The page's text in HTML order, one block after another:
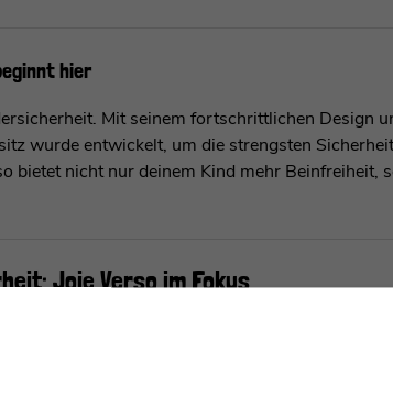
hier
Mit seinem fortschrittlichen Design
wurde entwickelt, um die strengsten
bietet nicht nur deinem Kind mehr
Joie Verso im Fokus
Sicherheit, sondern auch maximale
Kopfstütze und Rückenlehne sorgen